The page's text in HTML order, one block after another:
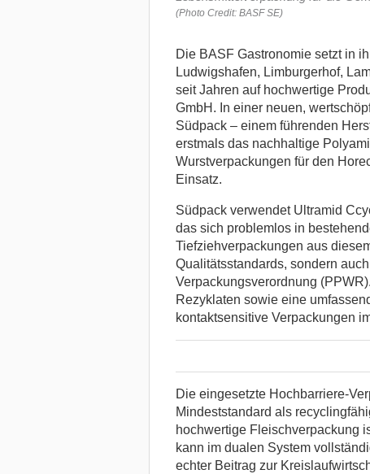
(Photo Credit: BASF SE)
Die BASF Gastronomie setzt in
Ludwigshafen, Limburgerhof,
seit Jahren auf hochwertige
GmbH. In einer neuen,
Südpack – einem führenden
erstmals das nachhaltige
Wurstverpackungen für den
Einsatz.
Südpack verwendet Ultramid
das sich problemlos in
Tiefziehverpackungen aus
Qualitätsstandards, sondern
Verpackungsverordnung
Rezyklaten sowie eine
kontaktsensitive Verpackungen
Die eingesetzte Hochbarriere-
Mindeststandard als
hochwertige Fleischverpackung
kann im dualen System
echter Beitrag zur